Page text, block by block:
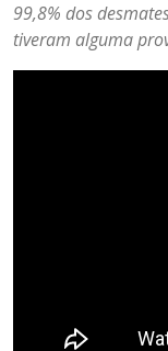
99,8% dos
tiveram alguma